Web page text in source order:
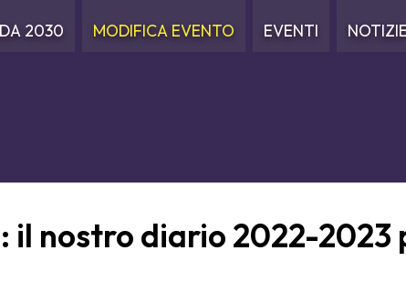
2030 MODIFICA EVENTO EVENTI NOTIZIE
il nostro diario 2022-